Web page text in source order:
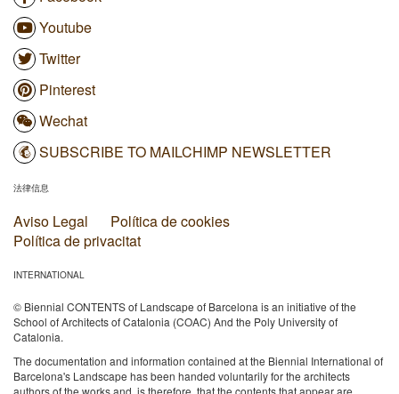
Youtube
Twitter
Pinterest
Wechat
SUBSCRIBE TO MAILCHIMP NEWSLETTER
法律信息
Aviso Legal
Política de cookies
Política de privacitat
INTERNATIONAL
© Biennial CONTENTS of Landscape of Barcelona is an initiative of the
School of Architects of Catalonia (COAC) And the Poly University of
Catalonia.
The documentation and information contained at the Biennial International of
Barcelona's Landscape has been handed voluntarily for the architects
authors of the works and, is therefore, that the contents that appear are